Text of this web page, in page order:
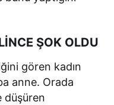
ŞOK OLDU
gören kadın
anne. Orada
düşüren